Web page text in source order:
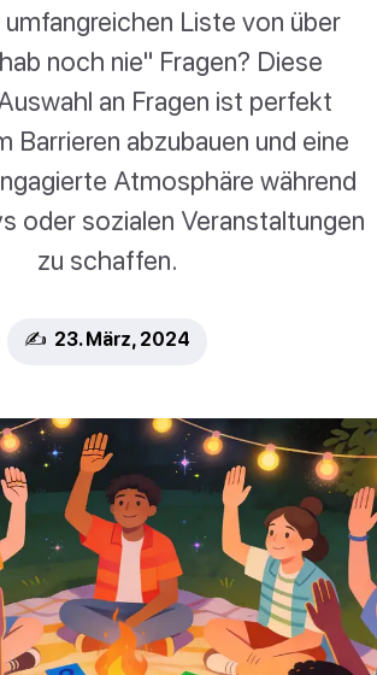
Liste von über
noch nie" Fragen? Diese
an Fragen ist perfekt
Barrieren abzubauen und eine
Atmosphäre während
oder sozialen Veranstaltungen
zu schaffen.
✍️ 23. März, 2024